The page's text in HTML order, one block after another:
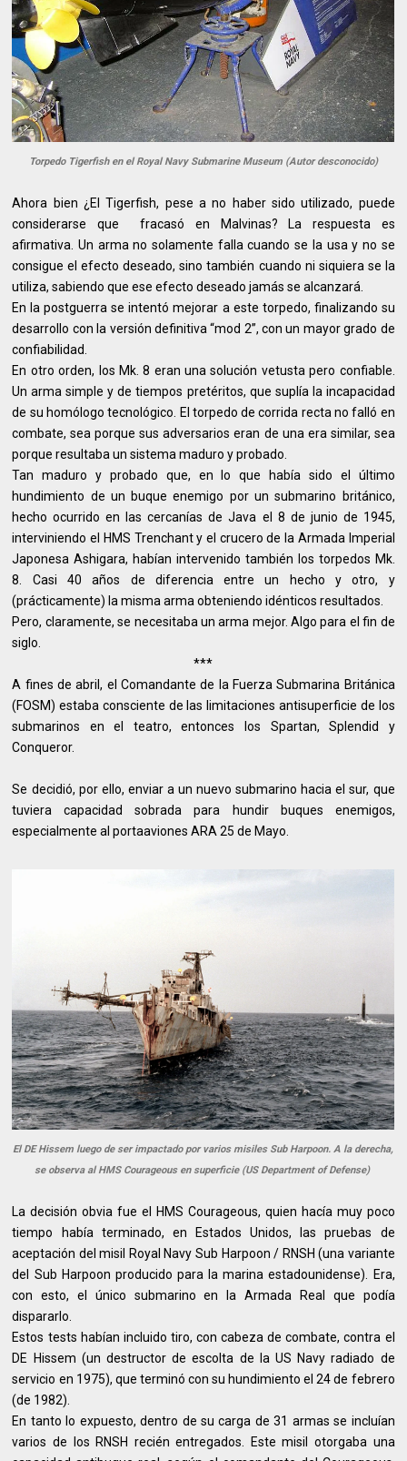
Torpedo Tigerfish en el Royal Navy Submarine Museum (Autor desconocido)
Ahora bien ¿El Tigerfish, pese a no haber sido utilizado, puede
considerarse que fracasó en Malvinas? La respuesta es
afirmativa. Un arma no solamente falla cuando se la usa y no se
consigue el efecto deseado, sino también cuando ni siquiera se la
utiliza, sabiendo que ese efecto deseado jamás se alcanzará.
En la postguerra se intentó mejorar a este torpedo, finalizando su
desarrollo con la versión definitiva “mod 2”, con un mayor grado de
confiabilidad.
En otro orden, los Mk. 8 eran una solución vetusta pero confiable.
Un arma simple y de tiempos pretéritos, que suplía la incapacidad
de su homólogo tecnológico. El torpedo de corrida recta no falló en
combate, sea porque sus adversarios eran de una era similar, sea
porque resultaba un sistema maduro y probado.
Tan maduro y probado que, en lo que había sido el último
hundimiento de un buque enemigo por un submarino británico,
hecho ocurrido en las cercanías de Java el 8 de junio de 1945,
interviniendo el HMS Trenchant y el crucero de la Armada Imperial
Japonesa Ashigara, habían intervenido también los torpedos Mk.
8. Casi 40 años de diferencia entre un hecho y otro, y
(prácticamente) la misma arma obteniendo idénticos resultados.
Pero, claramente, se necesitaba un arma mejor. Algo para el fin de
siglo.
***
A fines de abril, el Comandante de la Fuerza Submarina Británica
(FOSM) estaba consciente de las limitaciones antisuperficie de los
submarinos en el teatro, entonces los Spartan, Splendid y
Conqueror.
Se decidió, por ello, enviar a un nuevo submarino hacia el sur, que
tuviera capacidad sobrada para hundir buques enemigos,
especialmente al portaaviones ARA 25 de Mayo.
El DE Hissem luego de ser impactado por varios misiles Sub Harpoon. A la derecha,
se observa al HMS Courageous en superficie (US Department of Defense)
La decisión obvia fue el HMS Courageous, quien hacía muy poco
tiempo había terminado, en Estados Unidos, las pruebas de
aceptación del misil Royal Navy Sub Harpoon / RNSH (una variante
del Sub Harpoon producido para la marina estadounidense). Era,
con esto, el único submarino en la Armada Real que podía
dispararlo.
Estos tests habían incluido tiro, con cabeza de combate, contra el
DE Hissem (un destructor de escolta de la US Navy radiado de
servicio en 1975), que terminó con su hundimiento el 24 de febrero
(de 1982).
En tanto lo expuesto, dentro de su carga de 31 armas se incluían
varios de los RNSH recién entregados. Este misil otorgaba una